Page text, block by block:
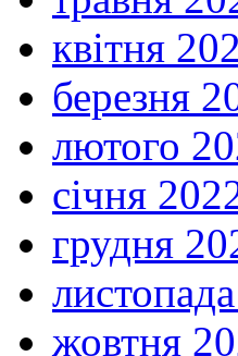
квітня
березня
лютого
січня
грудня
жовтня